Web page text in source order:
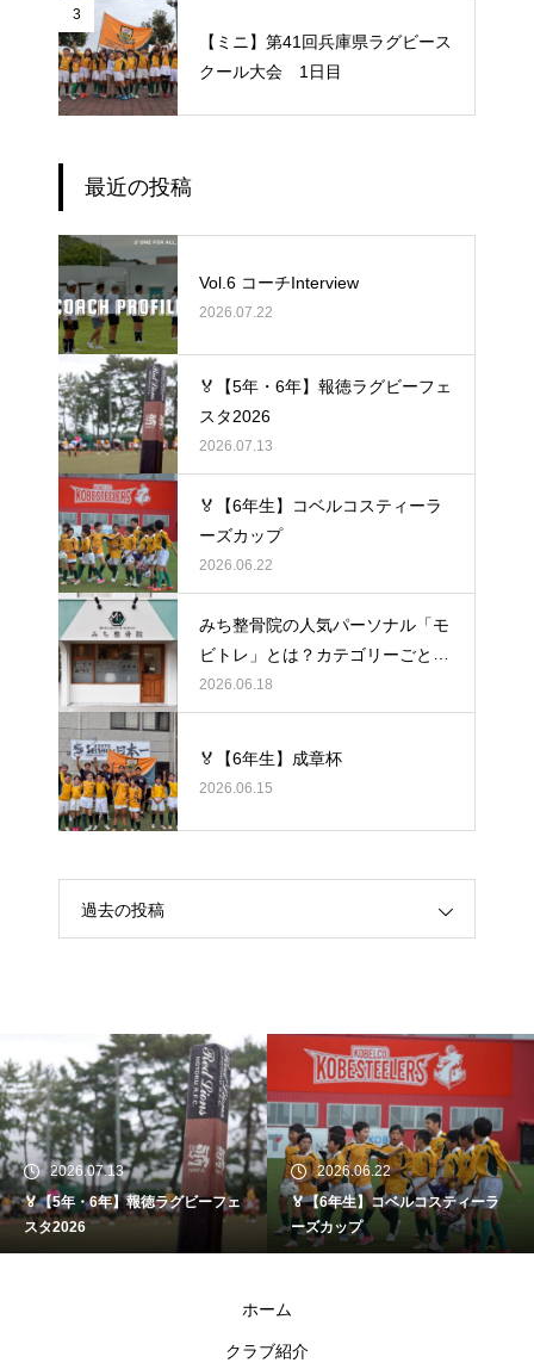
3
【ミニ】第41回兵庫県ラグビース
クール大会 1日目
最近の投稿
Vol.6 コーチInterview
2026.07.22
🏅【5年・6年】報徳ラグビーフェ
スタ2026
2026.07.13
🏅【6年生】コベルコスティーラ
ーズカップ
2026.06.22
みち整骨院の人気パーソナル「モ
ビトレ」とは？カテゴリーごとの
ラグビーの悩みをヒントに考え
る、身体のケア
2026.06.18
🏅【6年生】成章杯
2026.06.15
過去の投稿
2026.07.13
🏅【5年・6年】報徳ラグビーフェ
スタ2026
2026.06.22
🏅【6年生】コベルコスティーラ
ーズカップ
ホーム
クラブ紹介